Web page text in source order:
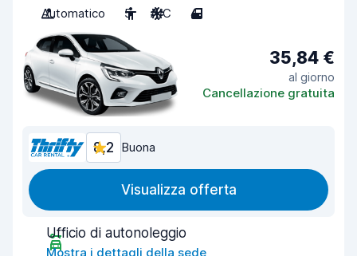
Automatico 5 A/C 4
35,84 €
al giorno
Cancellazione gratuita
8,2 Buona
Visualizza offerta
Ufficio di autonoleggio
Mostra i dettagli della sede